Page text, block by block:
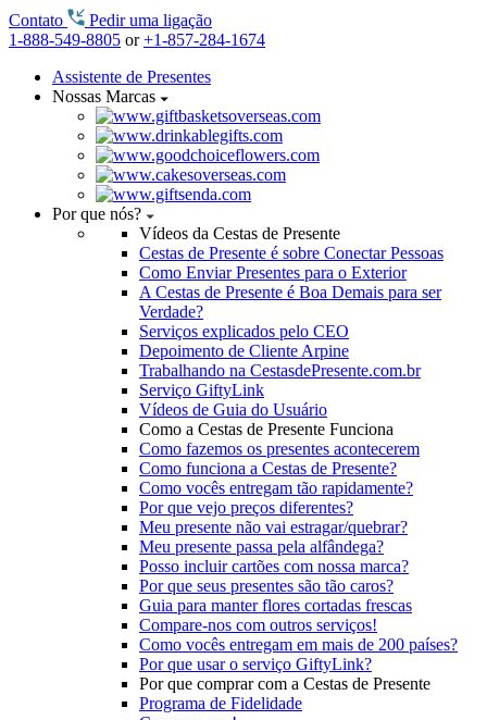
Contato
Pedir uma ligação
1-888-549-8805 or+1-857-284-1674
Assistente de Presentes
Nossas Marcas
Por que nós?
Vídeos da Cestas de Presente
Cestas de Presente é sobre Conectar Pessoas
Como Enviar Presentes para o Exterior
A Cestas de Presente é Boa Demais para ser
Verdade?
Serviços explicados pelo CEO
Depoimento de Cliente Arpine
Trabalhando na CestasdePresente.com.br
Serviço GiftyLink
Vídeos de Guia do Usuário
Como a Cestas de Presente Funciona
Como fazemos os presentes acontecerem
Como funciona a Cestas de Presente?
Como vocês entregam tão rapidamente?
Por que vejo preços diferentes?
Meu presente não vai estragar/quebrar?
Meu presente passa pela alfândega?
Posso incluir cartões com nossa marca?
Por que seus presentes são tão caros?
Guia para manter flores cortadas frescas
Compare-nos com outros serviços!
Como vocês entregam em mais de 200 países?
Por que usar o serviço GiftyLink?
Por que comprar com a Cestas de Presente
Programa de Fidelidade